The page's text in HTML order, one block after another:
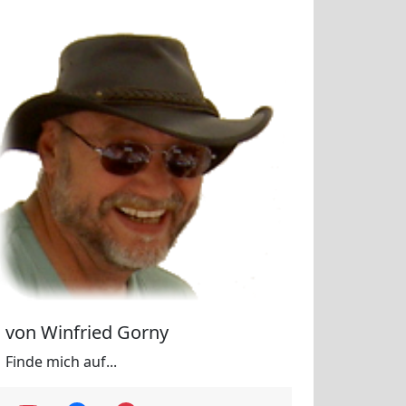
von Winfried Gorny
Finde mich auf...